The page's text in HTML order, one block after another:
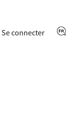
Se connecter